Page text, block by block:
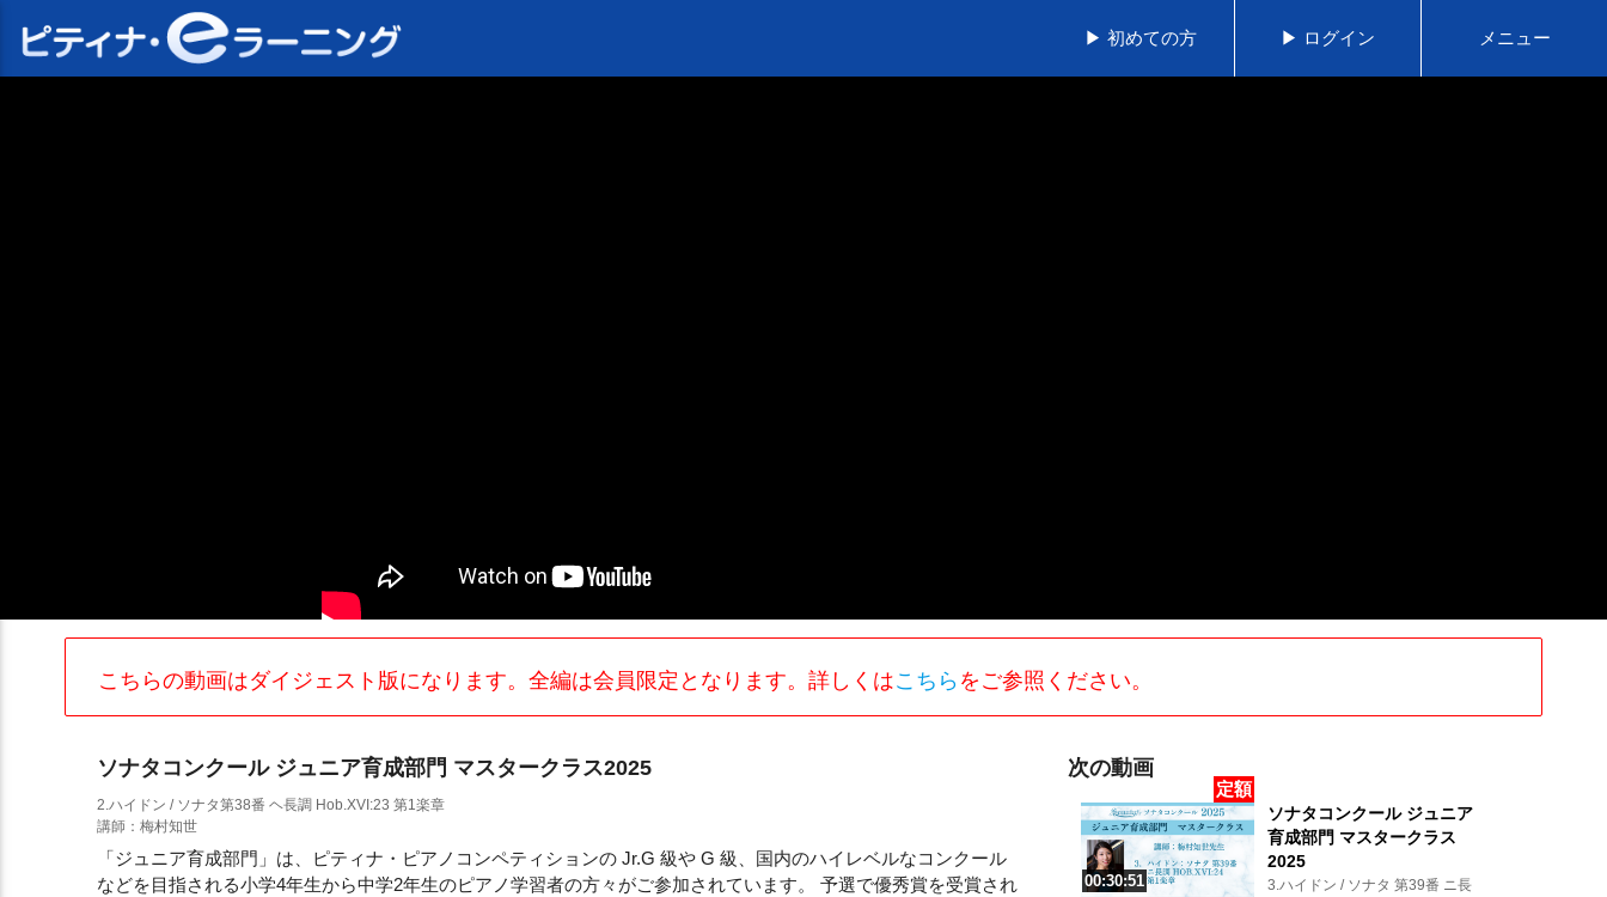
▶ 初めての方 ▶ ログイン メニュー
こちらの動画はダイジェスト版になります。全編は会員限定となります。詳しくはこちら をご参照ください。
ソナタコンクール ジュニア育成部門 マスタークラス2025
2.ハイドン / ソナタ第38番 ヘ長調 Hob.XVI:23 第1楽章
講師：梅村知世
「ジュニア育成部門」は、ピティナ・ピアノコンペティションの Jr.G 級や G 級、国内のハイレベルなコンクール
などを目指される小学4年生から中学2年生のピアノ学習者の方々がご参加されています。 予選で優秀賞を受賞され
次の動画
定額
00:30:51
ソナタコンクール ジュニア
育成部門 マスタークラス
2025
3.ハイドン / ソナタ 第39番 ニ長